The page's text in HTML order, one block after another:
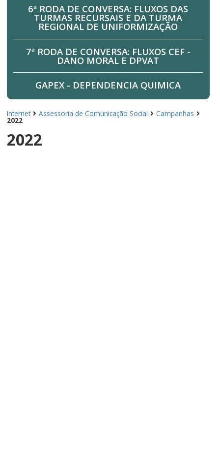
Internet Assessoria de Comunicação Social Campanhas
2022
2022
6ª RODA DE CONVERSA: FLUXOS DAS
TURMAS RECURSAIS E DA TURMA
REGIONAL DE UNIFORMIZAÇÃO
7ª RODA DE CONVERSA: FLUXOS CEF -
DANO MORAL E DPVAT
GAPEX - DEPENDENCIA QUIMICA